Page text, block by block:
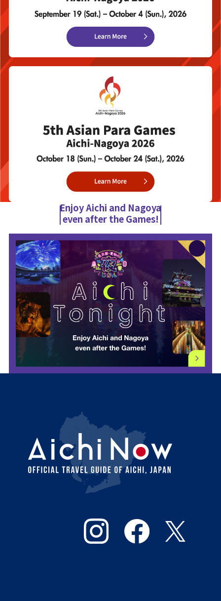
Enjoy Aichi and Nagoya
even after the Games!